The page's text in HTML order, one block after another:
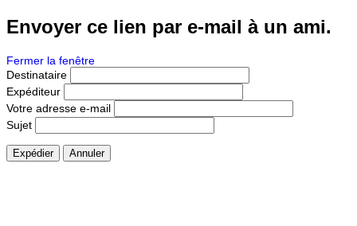
Envoyer ce lien par e-mail à un ami.
Fermer la fenêtre
Destinataire
Expéditeur
Votre adresse e-mail
Sujet
Expédier Annuler